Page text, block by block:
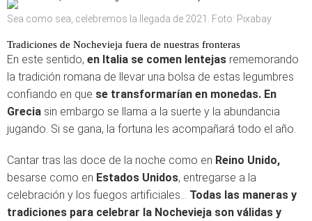
Sea como sea, celebremos la llegada de 2021. Foto: Pixabay
Tradiciones de Nochevieja fuera de nuestras fronteras
En este sentido, en Italia se comen lentejas rememorando
la tradición romana de llevar una bolsa de estas legumbres
confiando en que se transformarían en monedas. En
Grecia sin embargo se llama a la suerte y la abundancia
jugando. Si se gana, la fortuna les acompañará todo el año.
Cantar tras las doce de la noche como en Reino Unido,
besarse como en Estados Unidos, entregarse a la
celebración y los fuegos artificiales... Todas las maneras y
tradiciones para celebrar la Nochevieja son válidas y